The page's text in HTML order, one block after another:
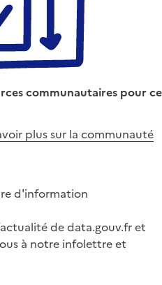
communautaires pour ce
plus sur la communauté
d'information
de data.gouv.fr et
à notre infolettre et